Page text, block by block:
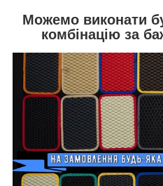
Можемо виконати
комбінацію за